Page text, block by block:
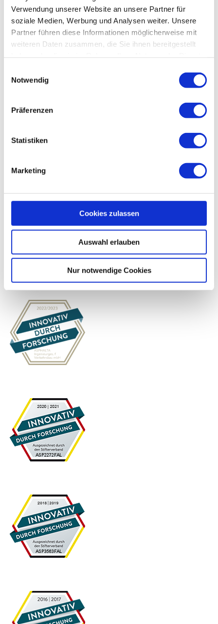
Verwendung unserer Website an unsere Partner für
soziale Medien, Werbung und Analysen weiter. Unsere
Partner führen diese Informationen möglicherweise mit
weiteren Daten zusammen, die Sie ihnen bereitgestellt
Notwendig
Präferenzen
Statistiken
Marketing
Cookies zulassen
Auswahl erlauben
Nur notwendige Cookies
BauPortal Fachmagazin der Berufsgenossenschaft